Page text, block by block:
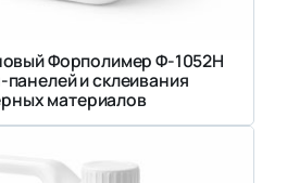
Форполимер Ф-1052Н
и склеивания
материалов